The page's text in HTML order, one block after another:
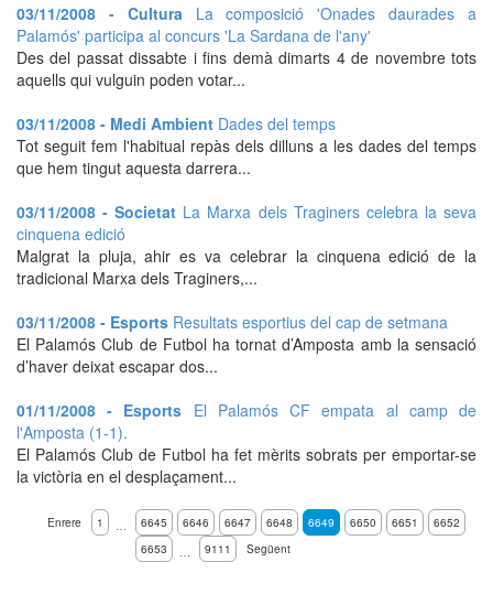
03/11/2008 - Cultura La composició 'Onades daurades a
Palamós' participa al concurs 'La Sardana de l'any'
Des del passat dissabte i fins demà dimarts 4 de novembre tots
aquells qui vulguin poden votar...
03/11/2008 - Medi Ambient Dades del temps
Tot seguit fem l'habitual repàs dels dilluns a les dades del temps
que hem tingut aquesta darrera...
03/11/2008 - Societat La Marxa dels Traginers celebra la seva
cinquena edició
Malgrat la pluja, ahir es va celebrar la cinquena edició de la
tradicional Marxa dels Traginers,...
03/11/2008 - Esports Resultats esportius del cap de setmana
El Palamós Club de Futbol ha tornat d’Amposta amb la sensació
d’haver deixat escapar dos...
01/11/2008 - Esports El Palamós CF empata al camp de
l'Amposta (1-1).
El Palamós Club de Futbol ha fet mèrits sobrats per emportar-se
la victòria en el desplaçament...
Enrere 1 … 6645 6646 6647 6648 6649 6650 6651
6652
6653
… 9111 Següent